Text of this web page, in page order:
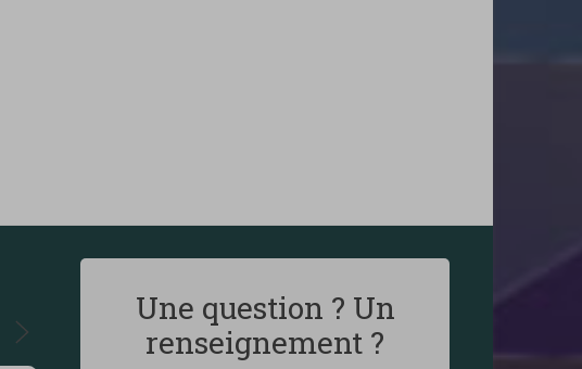
Une question ? Un
renseignement ?